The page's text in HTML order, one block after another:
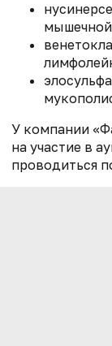
У компании
на участие в
проводиться